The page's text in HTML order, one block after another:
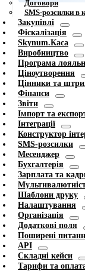
Договори
SMS-розсилки в
Закупівлі
Фіскалізація
Skynum.Каса
Виробництво
Програма
Ціноутворення
Цінники та
Фінанси
Звіти
Імпорт та
Інтеграції
Конструктор
SMS-розсилки
Месенджер
Бухгалтерія
Зарплата та
Шаблони друку
Налаштування
Організація
Додаткові поля
Поширені
API
Складні кейси
Тарифи та